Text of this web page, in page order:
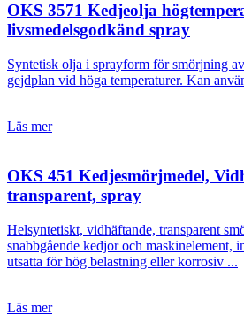
OKS 3571 Kedjeolja
livsmedelsgodkänd spray
Syntetisk olja i sprayform för smörjning
gejdplan vid höga temperaturer. Kan
Läs mer
OKS 451 Kedjesmörjmedel,
transparent, spray
Helsyntetiskt, vidhäftande, transparent
snabbgående kedjor och maskinelement,
utsatta för hög belastning eller korrosiv ...
Läs mer